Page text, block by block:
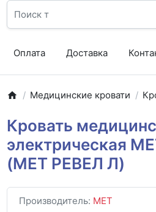
Оплата Доставка
Медицинские кровати
Кровать
электрическая
(МЕТ РЕВЕЛ Л)
Производитель: MET